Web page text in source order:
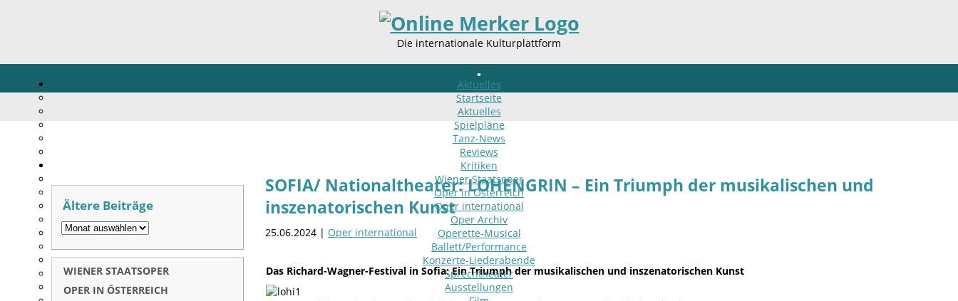
Die internationale Kulturplattform
Aktuelles
Startseite
Aktuelles
Spielpläne
Tanz-News
Reviews
Kritiken
Wiener Staatsoper
Oper in Österreich
Oper international
Oper Archiv
Operette-Musical
Ballett/Performance
Konzerte-Liederabende
Sprechtheater
Ausstellungen
SOFIA/ Nationaltheater: LOHENGRIN – Ein Triumph der musikalischen und
inszenatorischen Kunst
25.06.2024 | Oper international
Das Richard-Wagner-Festival in Sofia: Ein Triumph der musikalischen und inszenatorischen Kunst
Ältere Beiträge
WIENER STAATSOPER
OPER IN ÖSTERREICH